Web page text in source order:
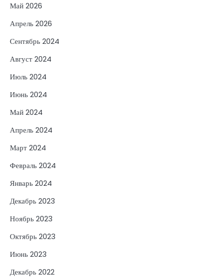
Май 2026
Апрель 2026
Сентябрь 2024
Август 2024
Июль 2024
Июнь 2024
Май 2024
Апрель 2024
Март 2024
Февраль 2024
Январь 2024
Декабрь 2023
Ноябрь 2023
Октябрь 2023
Июнь 2023
Декабрь 2022